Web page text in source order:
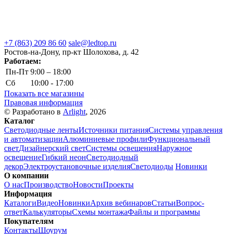
+7 (863) 209 86 60 sale@ledtop.ru
Ростов-на-Дону, пр-кт Шолохова, д. 42
Работаем:
Пн-Пт 9:00 – 18:00
Сб
10:00 - 17:00
Показать все магазины
Правовая информация
© Разработано в Arlight, 2026
Каталог
Светодиодные лентыИсточники питанияСистемы управления
и автоматизацииАлюминиевые профилиФункциональный
светДизайнерский светСистемы освещенияНаружное
освещениеГибкий неонСветодиодный
декорЭлектроустановочные изделияСветодиоды Новинки
О компании
О насПроизводствоНовостиПроекты
Информация
КаталогиВидеоНовинкиАрхив вебинаровСтатьиВопрос-
ответКалькуляторыСхемы монтажаФайлы и программы
Покупателям
КонтактыШоурум